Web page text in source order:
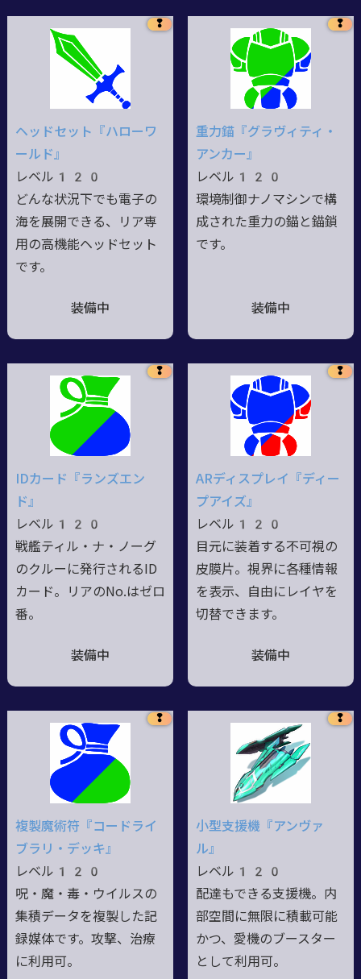
❢
ヘッドセット『ハローワ
ールド』
レベル120
どんな状況下でも電子の
海を展開できる、リア専
用の高機能ヘッドセット
です。
装備中
❢
重力錨『グラヴィティ・
アンカー』
レベル120
環境制御ナノマシンで構
成された重力の錨と錨鎖
です。
装備中
❢
IDカード『ランズエン
ド』
レベル120
戦艦ティル・ナ・ノーグ
のクルーに発行されるID
カード。リアのNo.はゼロ
番。
装備中
❢
ARディスプレイ『ディー
プアイズ』
レベル120
目元に装着する不可視の
皮膜片。視界に各種情報
を表示、自由にレイヤを
切替できます。
装備中
❢
複製魔術符『コードライ
ブラリ・デッキ』
レベル120
呪・魔・毒・ウイルスの
集積データを複製した記
録媒体です。攻撃、治療
に利用可。
❢
小型支援機『アンヴァ
ル』
レベル120
配達もできる支援機。内
部空間に無限に積載可能
かつ、愛機のブースター
として利用可。